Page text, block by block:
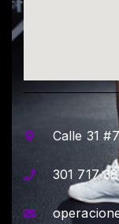
Calle 31
301 717